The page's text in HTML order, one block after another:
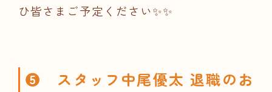
ひ皆さまご予定ください✨✨
❺ スタッフ中尾優太 退職のお